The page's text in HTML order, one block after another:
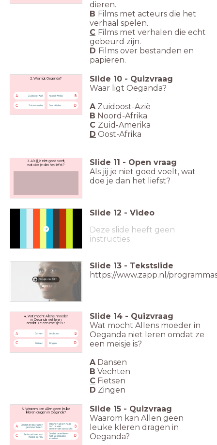
dieren.
B Films met acteurs die het
verhaal spelen.
C Films met verhalen die echt
gebeurd zijn.
D Films over bestanden en
papieren.
2. Waar ligt Oeganda?
A Zuidoost-Azië B
Noord-Afrika
C Zuid-Amerika D
Oost-Afrika
Slide 10 - Quizvraag
Waar ligt Oeganda?
A Zuidoost-Azië
B Noord-Afrika
C Zuid-Amerika
D Oost-Afrika
3. Als jij je niet goed voelt,
wat doe je dan het liefst?
Slide 11 - Open vraag
Als jij je niet goed voelt, wat
doe je dan het liefst?
Slide 12 - Video
Deze slide heeft geen
instructies
Bekijk de film
Slide 13 - Tekstslide
https://www.zapp.nl/
4. Wat mocht Allens moeder
in Oeganda niet leren
omdat ze een meisje is?
A Dansen B
Vechten
C Fietsen D
Zingen
Slide 14 - Quizvraag
Wat mocht Allens moeder in
Oeganda niet leren omdat ze
een meisje is?
ADansen
B Vechten
C Fietsen
D Zingen
5. Waarom kan Allen geen leuke
kleren dragen in Oeganda?
A
Omdat ze daar geen
geld voor heeft.
B
Mannen geven haar
dan te veel
vervelende aandacht.
C
Ze houdt niet van
mooie kleren.
D
Omdat deze kleren
niet vies mogen
worden.
Slide 15 - Quizvraag
Waarom kan Allen geen
leuke kleren dragen in
Oeganda?